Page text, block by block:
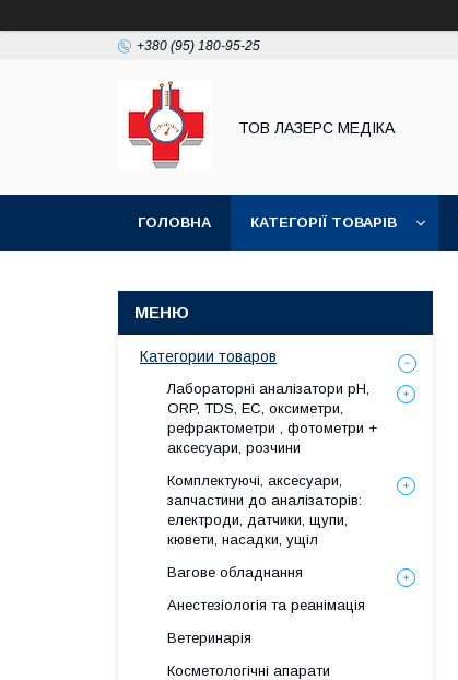
+380 (95) 180-95-25
ТОВ ЛАЗЕРС МЕДІКА
ГОЛОВНА КАТЕГОРІЇ ТОВАРІВ
Категории товаров
Лабораторні аналізатори pH,
ORP, TDS, EC, оксиметри,
рефрактометри , фотометри +
аксесуари, розчини
Комплектуючі, аксесуари,
запчастини до аналізаторів:
електроди, датчики, щупи,
кювети, насадки, ущіл
Вагове обладнання
Анестезіологія та реанімація
Ветеринарія
Косметологічні апарати